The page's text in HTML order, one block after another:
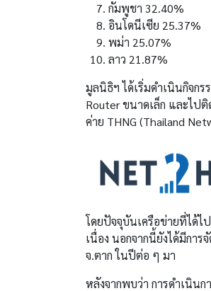
กัมพูชา 32.40%
อินโดนีเซีย 25.37%
พม่า 25.07%
ลาว 21.87%
มูลนิธิฯ ได้เริ่มดำเนินกิจกร
Router ขนาดเล็ก และไป
ค่าย THNG (Thailand
โดยปัจจุบันเครือข่ายที่ได้ไ
เนื่อง นอกจากนี้ยังได้มีกา
จ.ตาก ในปีต่อ ๆ มา
หลังจากพบว่า การดำเนิน